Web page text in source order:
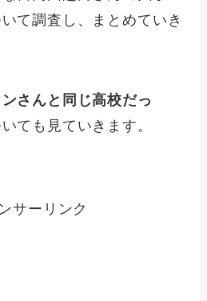
て調査し、まとめていき
さんと同じ高校だっ
ても見ていきます。
サーリンク